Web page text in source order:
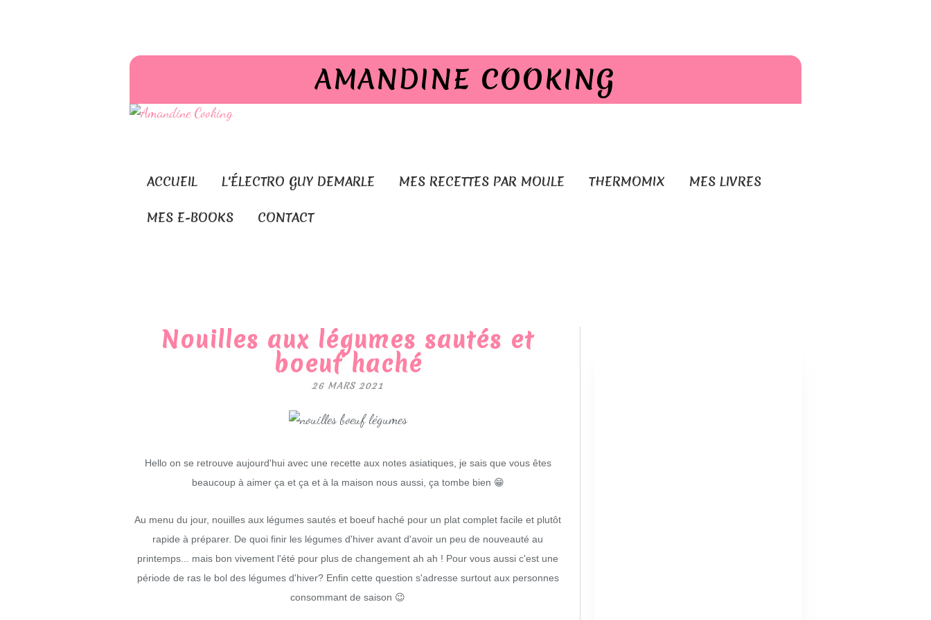
AMANDINE COOKING
ACCUEIL L'ÉLECTRO GUY DEMARLE MES RECETTES PAR MOULE THERMOMIX MES LIVRES
MES E-BOOKS CONTACT
Nouilles aux légumes sautés et
boeuf haché
26 MARS 2021
Hello on se retrouve aujourd'hui avec une recette aux notes asiatiques, je sais que vous êtes
beaucoup à aimer ça et ça et à la maison nous aussi, ça tombe bien 😁
Au menu du jour, nouilles aux légumes sautés et boeuf haché pour un plat complet facile et plutôt
rapide à préparer. De quoi finir les légumes d'hiver avant d'avoir un peu de nouveauté au
printemps... mais bon vivement l'été pour plus de changement ah ah ! Pour vous aussi c'est une
période de ras le bol des légumes d'hiver? Enfin cette question s'adresse surtout aux personnes
consommant de saison 😉